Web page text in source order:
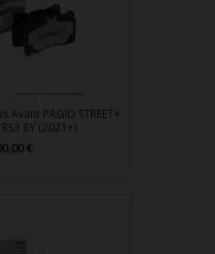
Avant PAGID STREET+
8Y (2021+)
€